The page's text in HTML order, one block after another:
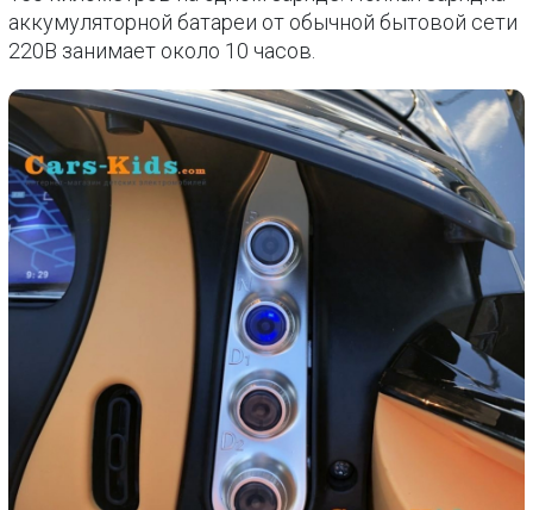
аккумуляторной батареи от обычной бытовой сети
220В занимает около 10 часов.